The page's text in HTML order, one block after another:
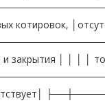
котировок,
закрытия │ │ │ │